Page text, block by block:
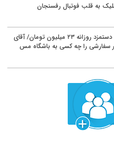
به قلب فوتبال رفسنجان
مدیر غیربومی با دستمزد روزانه ۲۳ میلیون تومان/ آقای
سفارشی را چه کسی به باشگاه مس